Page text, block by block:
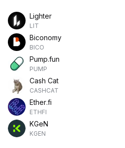
Lighter
LIT
Biconomy
BICO
Pump.fun
PUMP
Cash Cat
CASHCAT
Ether.fi
ETHFI
KGeN
KGEN